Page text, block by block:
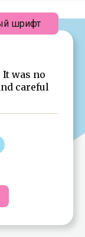
was no
careful
шрифт